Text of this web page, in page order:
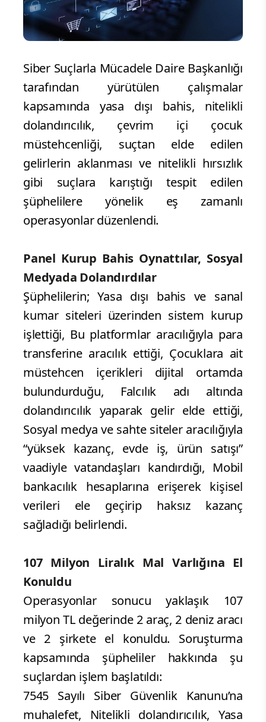
Siber Suçlarla Mücadele Daire Başkanlığı
tarafından yürütülen çalışmalar
kapsamında yasa dışı bahis, nitelikli
dolandırıcılık, çevrim içi çocuk
müstehcenliği, suçtan elde edilen
gelirlerin aklanması ve nitelikli hırsızlık
gibi suçlara karıştığı tespit edilen
şüphelilere yönelik eş zamanlı
operasyonlar düzenlendi.
Panel Kurup Bahis Oynattılar, Sosyal
Medyada Dolandırdılar
Şüphelilerin; Yasa dışı bahis ve sanal
kumar siteleri üzerinden sistem kurup
işlettiği, Bu platformlar aracılığıyla para
transferine aracılık ettiği, Çocuklara ait
müstehcen içerikleri dijital ortamda
bulundurduğu, Falcılık adı altında
dolandırıcılık yaparak gelir elde ettiği,
Sosyal medya ve sahte siteler aracılığıyla
“yüksek kazanç, evde iş, ürün satışı”
vaadiyle vatandaşları kandırdığı, Mobil
bankacılık hesaplarına erişerek kişisel
verileri ele geçirip haksız kazanç
sağladığı belirlendi.
107 Milyon Liralık Mal Varlığına El
Konuldu
Operasyonlar sonucu yaklaşık 107
milyon TL değerinde 2 araç, 2 deniz aracı
ve 2 şirkete el konuldu. Soruşturma
kapsamında şüpheliler hakkında şu
suçlardan işlem başlatıldı:
7545 Sayılı Siber Güvenlik Kanunu’na
muhalefet, Nitelikli dolandırıcılık, Yasa